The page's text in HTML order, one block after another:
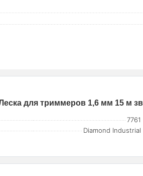
для триммеров 1,6 мм 15 м
7761
Diamond Industrial